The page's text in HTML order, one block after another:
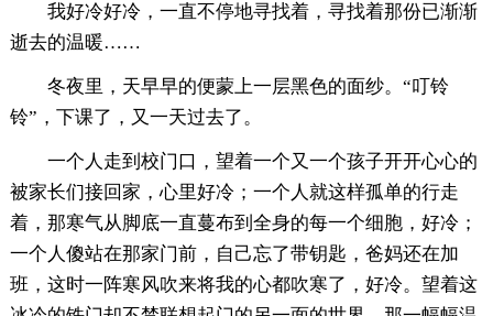
我好冷好冷，一直不停地寻找着，寻找着那份已渐渐
逝去的温暖……
冬夜里，天早早的便蒙上一层黑色的面纱。“叮铃
铃”，下课了，又一天过去了。
一个人走到校门口，望着一个又一个孩子开开心心的
被家长们接回家，心里好冷；一个人就这样孤单的行走
着，那寒气从脚底一直蔓布到全身的每一个细胞，好冷；
一个人傻站在那家门前，自己忘了带钥匙，爸妈还在加
班，这时一阵寒风吹来将我的心都吹寒了，好冷。望着这